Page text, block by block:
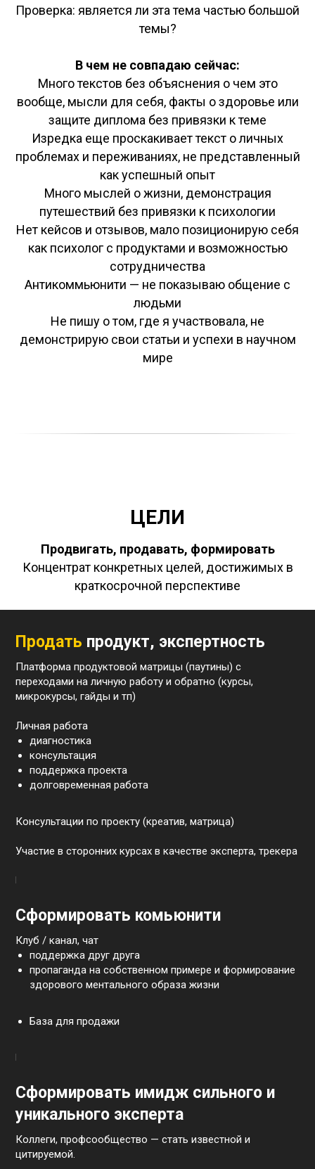
Проверка: является ли эта тема частью большой
темы?
В чем не совпадаю сейчас:
Много текстов без объяснения о чем это
вообще, мысли для себя, факты о здоровье или
защите диплома без привязки к теме
Изредка еще проскакивает текст о личных
проблемах и переживаниях, не представленный
как успешный опыт
Много мыслей о жизни, демонстрация
путешествий без привязки к психологии
Нет кейсов и отзывов, мало позиционирую себя
как психолог с продуктами и возможностью
сотрудничества
Антикоммьюнити — не показываю общение с
людьми
Не пишу о том, где я участвовала, не
демонстрирую свои статьи и успехи в научном
мире
ЦЕЛИ
Продвигать, продавать, формировать
Концентрат конкретных целей, достижимых в
краткосрочной перспективе
Продать продукт, экспертность
Платформа продуктовой матрицы (паутины) с
переходами на личную работу и обратно (курсы,
микрокурсы, гайды и тп)
Личная работа
диагностика
консультация
поддержка проекта
долговременная работа
Консультации по проекту (креатив, матрица)
Участие в сторонних курсах в качестве эксперта, трекера
Сформировать комьюнити
Клуб / канал, чат
поддержка друг друга
пропаганда на собственном примере и формирование
здорового ментального образа жизни
База для продажи
Сформировать имидж сильного и
уникального эксперта
Коллеги, профсообщество — стать известной и
цитируемой.